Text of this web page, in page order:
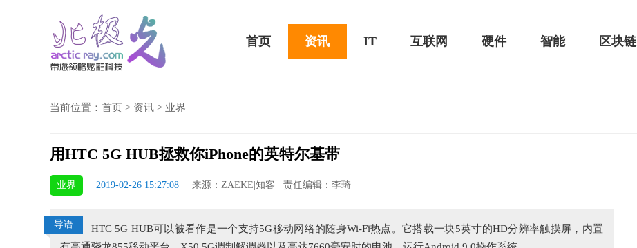
首页 资讯 IT 互联网 硬件 智能 区块链
当前位置： 首页 > 资讯 > 业界
用HTC 5G HUB拯救你iPhone的英特尔基带
业界 2019-02-26 15:27:08 来源：ZAEKE|知客 责任编辑：李琦
导语
HTC 5G HUB可以被看作是一个支持5G移动网络的随身Wi-Fi热点。它搭载一块5英寸的HD分辨率触摸屏，内置
横扫千军！黑鲨游戏手机2 Pro评测：